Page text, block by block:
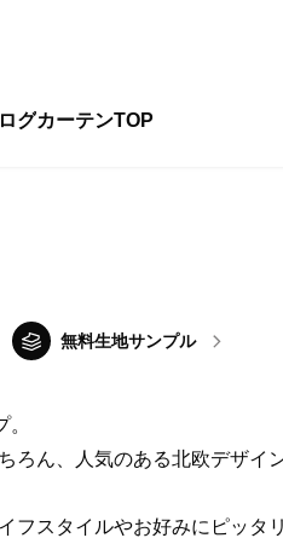
グカーテンTOP
無料生地サンプル
ろん、人気のある北欧デザ
スタイルやお好みにピッタ